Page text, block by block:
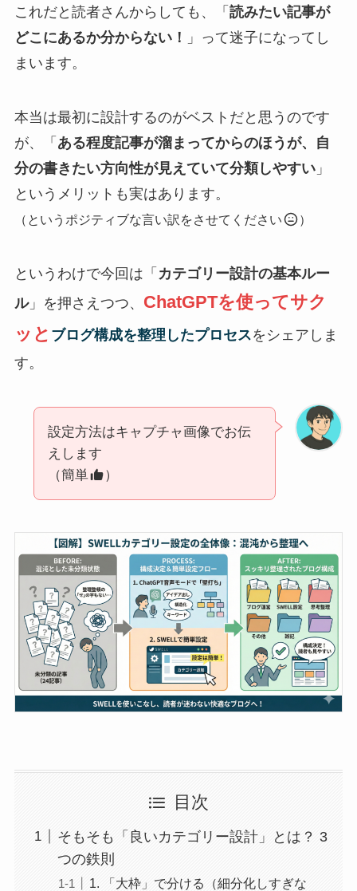
これだと読者さんからしても、「 読みたい記事が
どこにあるか分からない！
」って迷子になってし
まいます。
本当は最初に設計するのがベストだと思うのです
が、「 ある程度記事が溜まってからのほうが、自
分の書きたい方向性が見えていて分類しやすい」
というメリットも実はあります。
（というポジティブな言い訳をさせてください ）
というわけで今回は「 カテゴリー設計の基本ルー
ル」を押さえつつ、 ChatGPTを使ってサク
ッと ブログ構成を整理したプロセスをシェアしま
す。
設定方法はキャプチャ画像でお伝
えします
（簡単
）
目次
そもそも「良いカテゴリー設計」とは？ 3
つの鉄則
1. 「大枠」で分ける（細分化しすぎな